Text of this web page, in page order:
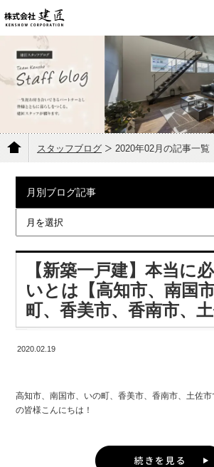
スタッフブログ 2020年02月の記事一覧
月別ブログ記事
【新築一戸建】本当に
いとは【高知市、南国
町、香美市、香南市、土
2020.02.19
高知市、南国市、いの町、香美市、香南市、土佐市
の皆様こんにちは！